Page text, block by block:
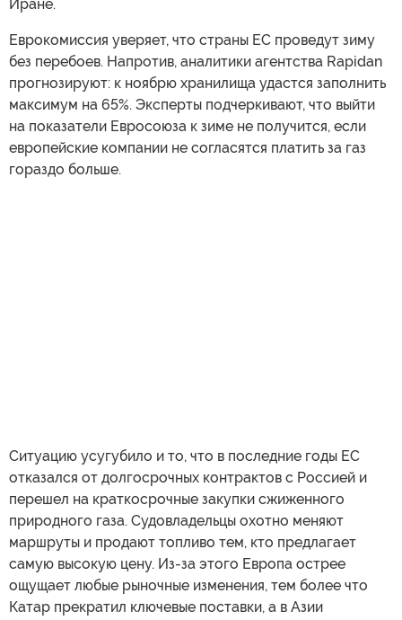
Иране.
Еврокомиссия уверяет, что страны ЕС проведут зиму
без перебоев. Напротив, аналитики агентства Rapidan
прогнозируют: к ноябрю хранилища удастся заполнить
максимум на 65%. Эксперты подчеркивают, что выйти
на показатели Евросоюза к зиме не получится, если
европейские компании не согласятся платить за газ
гораздо больше.
Ситуацию усугубило и то, что в последние годы ЕС
отказался от долгосрочных контрактов с Россией и
перешел на краткосрочные закупки сжиженного
природного газа. Судовладельцы охотно меняют
маршруты и продают топливо тем, кто предлагает
самую высокую цену. Из-за этого Европа острее
ощущает любые рыночные изменения, тем более что
Катар прекратил ключевые поставки, а в Азии